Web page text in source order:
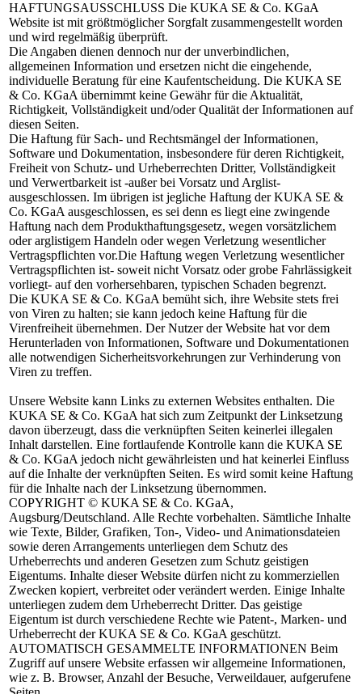
HAFTUNGSAUSSCHLUSS Die KUKA SE & Co. KGaA
Website ist mit größtmöglicher Sorgfalt zusammengestellt worden
und wird regelmäßig überprüft.
Die Angaben dienen dennoch nur der unverbindlichen,
allgemeinen Information und ersetzen nicht die eingehende,
individuelle Beratung für eine Kaufentscheidung. Die KUKA SE
& Co. KGaA übernimmt keine Gewähr für die Aktualität,
Richtigkeit, Vollständigkeit und/oder Qualität der Informationen auf
diesen Seiten.
Die Haftung für Sach- und Rechtsmängel der Informationen,
Software und Dokumentation, insbesondere für deren Richtigkeit,
Freiheit von Schutz- und Urheberrechten Dritter, Vollständigkeit
und Verwertbarkeit ist -außer bei Vorsatz und Arglist-
ausgeschlossen. Im übrigen ist jegliche Haftung der KUKA SE &
Co. KGaA ausgeschlossen, es sei denn es liegt eine zwingende
Haftung nach dem Produkthaftungsgesetz, wegen vorsätzlichem
oder arglistigem Handeln oder wegen Verletzung wesentlicher
Vertragspflichten vor.Die Haftung wegen Verletzung wesentlicher
Vertragspflichten ist- soweit nicht Vorsatz oder grobe Fahrlässigkeit
vorliegt- auf den vorhersehbaren, typischen Schaden begrenzt.
Die KUKA SE & Co. KGaA bemüht sich, ihre Website stets frei
von Viren zu halten; sie kann jedoch keine Haftung für die
Virenfreiheit übernehmen. Der Nutzer der Website hat vor dem
Herunterladen von Informationen, Software und Dokumentationen
alle notwendigen Sicherheitsvorkehrungen zur Verhinderung von
Viren zu treffen.
Unsere Website kann Links zu externen Websites enthalten. Die
KUKA SE & Co. KGaA hat sich zum Zeitpunkt der Linksetzung
davon überzeugt, dass die verknüpften Seiten keinerlei illegalen
Inhalt darstellen. Eine fortlaufende Kontrolle kann die KUKA SE
& Co. KGaA jedoch nicht gewährleisten und hat keinerlei Einfluss
auf die Inhalte der verknüpften Seiten. Es wird somit keine Haftung
für die Inhalte nach der Linksetzung übernommen.
COPYRIGHT © KUKA SE & Co. KGaA,
Augsburg/Deutschland. Alle Rechte vorbehalten. Sämtliche Inhalte
wie Texte, Bilder, Grafiken, Ton-, Video- und Animationsdateien
sowie deren Arrangements unterliegen dem Schutz des
Urheberrechts und anderen Gesetzen zum Schutz geistigen
Eigentums. Inhalte dieser Website dürfen nicht zu kommerziellen
Zwecken kopiert, verbreitet oder verändert werden. Einige Inhalte
unterliegen zudem dem Urheberrecht Dritter. Das geistige
Eigentum ist durch verschiedene Rechte wie Patent-, Marken- und
Urheberrecht der KUKA SE & Co. KGaA geschützt.
AUTOMATISCH GESAMMELTE INFORMATIONEN Beim
Zugriff auf unsere Website erfassen wir allgemeine Informationen,
wie z. B. Browser, Anzahl der Besuche, Verweildauer, aufgerufene